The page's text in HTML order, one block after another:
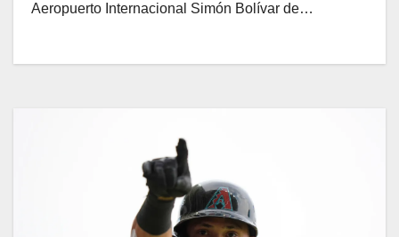
Aeropuerto Internacional Simón Bolívar de…